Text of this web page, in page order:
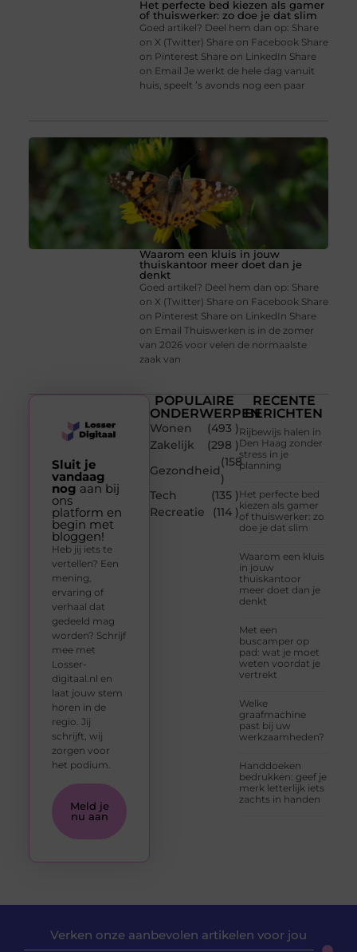
Het perfecte bed kiezen als gamer
of thuiswerker: zo doe je dat slim
Goed artikel? Deel hem dan op: Share
on X (Twitter) Share on Facebook Share
on Pinterest Share on LinkedIn Share
on Email Je werkt de hele dag vanuit
huis, speelt ’s avonds nog een paar
Waarom een kluis in jouw
thuiskantoor meer doet dan je
denkt
Goed artikel? Deel hem dan op: Share
on X (Twitter) Share on Facebook Share
on Pinterest Share on LinkedIn Share
on Email Thuiswerken is in de zomer
van 2026 voor velen de normaalste
zaak van
POPULAIRE
ONDERWERPEN
Wonen
(493 )
Zakelijk
(298 )
Gezondheid
(158
)
Tech
(135 )
Recreatie
(114 )
RECENTE
BERICHTEN
Rijbewijs halen in
Den Haag zonder
stress in je
planning
Het perfecte bed
kiezen als gamer
of thuiswerker: zo
doe je dat slim
Waarom een kluis
in jouw
thuiskantoor
meer doet dan je
denkt
Met een
buscamper op
pad: wat je moet
weten voordat je
vertrekt
Welke
graafmachine
past bij uw
werkzaamheden?
Handdoeken
bedrukken: geef je
merk letterlijk iets
zachts in handen
Sluit je
vandaag
nog aan bij
ons
platform en
begin met
bloggen!
Heb jij iets te
vertellen? Een
mening,
ervaring of
verhaal dat
gedeeld mag
worden? Schrijf
mee met
Losser-
digitaal.nl en
laat jouw stem
horen in de
regio. Jij
schrijft, wij
zorgen voor
het podium.
Meld je
nu aan
Verken onze aanbevolen artikelen voor jou